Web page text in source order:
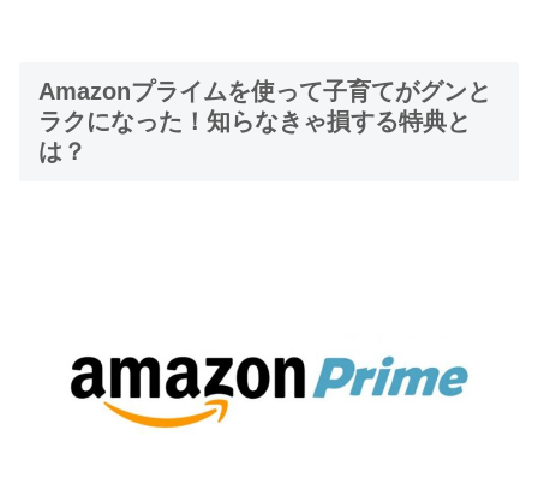
Amazonプライムを使って子育てがグンと
ラクになった！知らなきゃ損する特典と
は？